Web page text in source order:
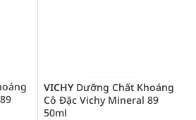
VICHYDưỡng Chất Khoáng
Cô Đặc Vichy Mineral 89
50ml